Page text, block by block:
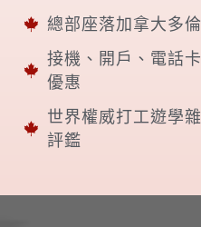
總部座落加拿大多
接機、開戶、電話
優惠
世界權威打工遊學
評鑑